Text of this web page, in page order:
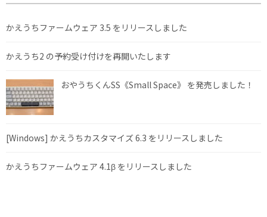
かえうちファームウェア 3.5 をリリースしました
かえうち2 の予約受け付けを再開いたします
おやうちくんSS《Small Space》 を発売しました！
[Windows] かえうちカスタマイズ 6.3 をリリースしました
かえうちファームウェア 4.1β をリリースしました